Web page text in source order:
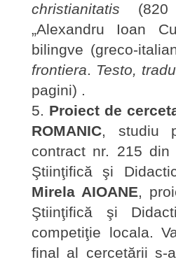
christianitatis (820
„Alexandru Ioan
bilingve (greco-
frontiera. Testo,
pagini) .
Proiect de
ROMANIC, studiu
contract nr. 215 din
Ştiinţifică şi
Mirela AIOANE,
Ştiinţifică şi
competiţie locala.
final al cercetării s-